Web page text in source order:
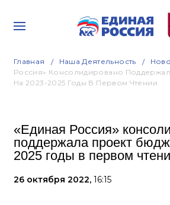
Главная Наша Деятельность
Россия» Консолидировано
На 2023-2025 Годы В Первом Чтении
«Единая Россия»
поддержала проект
2025 годы в первом
26 октября 2022, 16:15